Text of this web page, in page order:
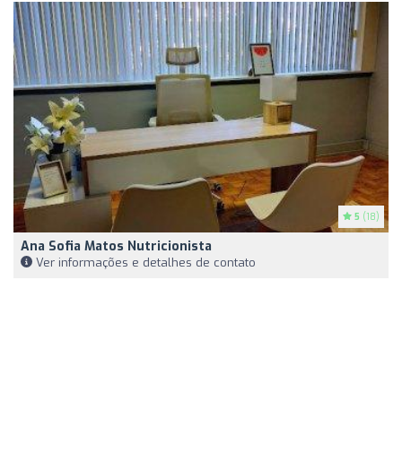
5 (18)
Ana Sofia Matos Nutricionista
Ver informações e detalhes de contato